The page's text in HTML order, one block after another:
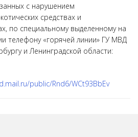
с нарушением
средствах и
по специальному выделенному на
телефону «горячей линии» ГУ МВД
и Ленинградской области:
public/Rnd6/WCt93BbEv